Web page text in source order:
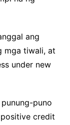
ang
mga tiwali, at
under new
puno
credit